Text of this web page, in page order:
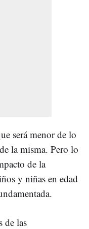
será menor de lo
de la misma. Pero lo
de la
y niñas en edad
de las